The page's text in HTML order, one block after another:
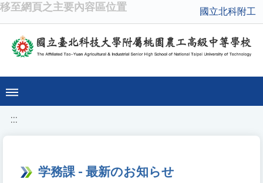
移至網頁之主要內容區位置 國立北科附工
:::
学務課 - 最新のお知らせ